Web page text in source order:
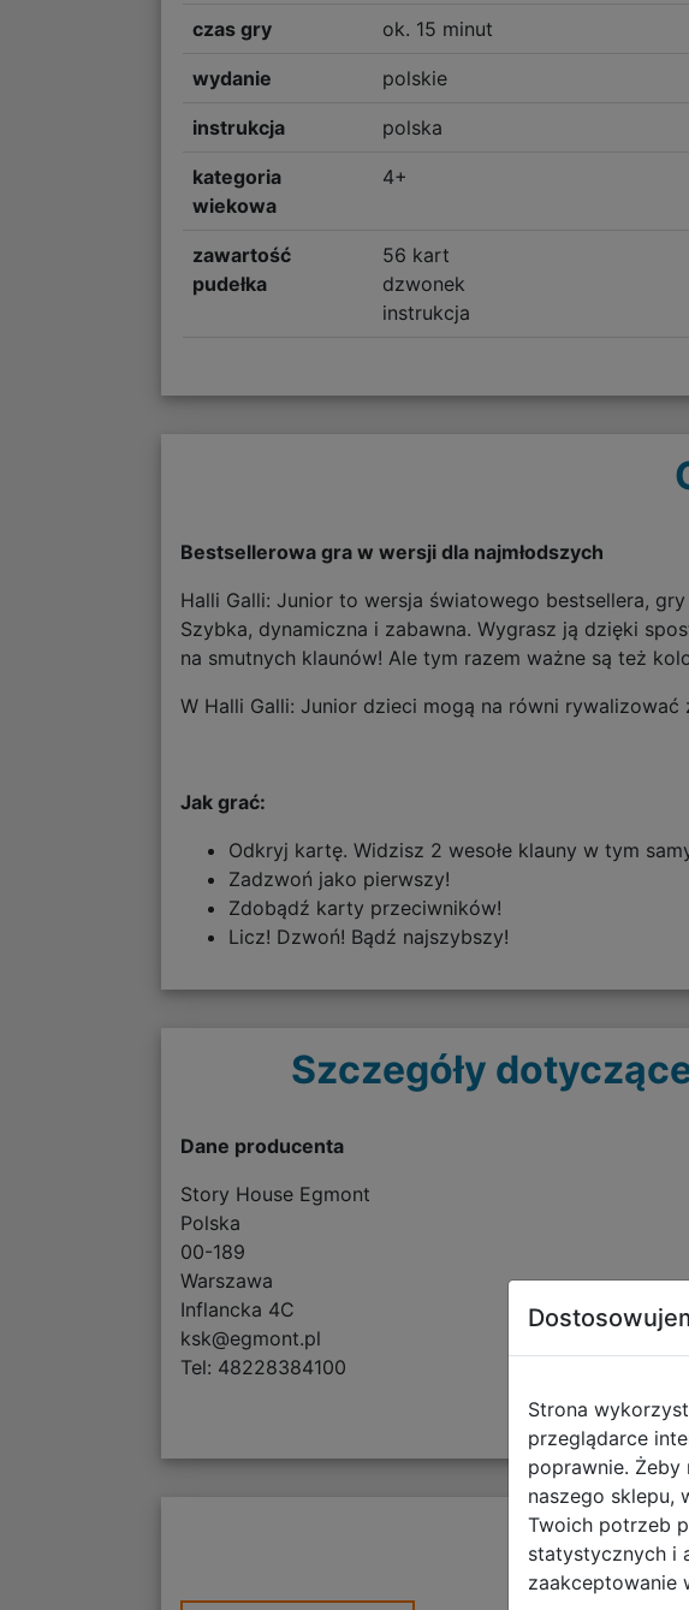
czas gry ok. 15 minut
wydanie polskie
instrukcja polska
kategoria
wiekowa
4+
zawartość
pudełka
56 kart
dzwonek
instrukcja
Bestsellerowa gra w wersji dla najmłodszych
Halli Galli: Junior to wersja światowego bestsellera,
Szybka, dynamiczna i zabawna. Wygrasz ją dzięki
na smutnych klaunów! Ale tym razem ważne są też
W Halli Galli: Junior dzieci mogą na równi
Jak grać:
Odkryj kartę. Widzisz 2 wesołe klauny w tym
Zadzwoń jako pierwszy!
Zdobądź karty przeciwników!
Licz! Dzwoń! Bądź najszybszy!
Szczegóły
Dane producenta
Story House Egmont
Polska
00-189
Warszawa
Inflancka 4C
ksk@egmont.pl
Tel: 48228384100
Strona
przeglądarce
poprawnie. Żeby
naszego sklepu,
Twoich potrzeb
statystycznych i
zaakceptowanie